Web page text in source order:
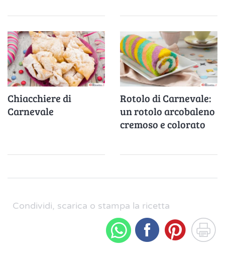
Chiacchiere di
Carnevale
Rotolo di Carnevale:
un rotolo arcobaleno
cremoso e colorato
Condividi, scarica o stampa la ricetta